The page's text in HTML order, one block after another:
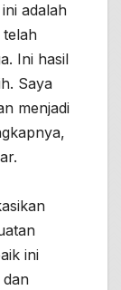
adalah
telah
Ini hasil
Saya
menjadi
ini
dan